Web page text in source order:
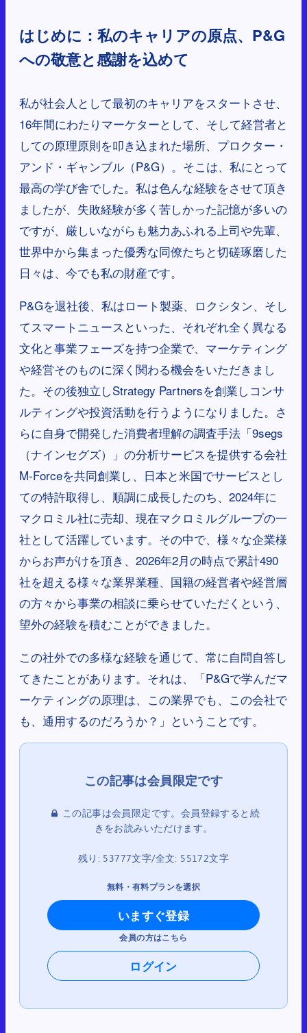
はじめに：私のキャリアの原点、P&G
への敬意と感謝を込めて
私が社会人として最初のキャリアをスタートさせ、
16年間にわたりマーケターとして、そして経営者と
しての原理原則を叩き込まれた場所、プロクター・
アンド・ギャンブル（P&G）。そこは、私にとって
最高の学び舎でした。私は色んな経験をさせて頂き
ましたが、失敗経験が多く苦しかった記憶が多いの
ですが、厳しいながらも魅力あふれる上司や先輩、
世界中から集まった優秀な同僚たちと切磋琢磨した
日々は、今でも私の財産です。
P&Gを退社後、私はロート製薬、ロクシタン、そし
てスマートニュースといった、それぞれ全く異なる
文化と事業フェーズを持つ企業で、マーケティング
や経営そのものに深く関わる機会をいただきまし
た。その後独立しStrategy Partnersを創業しコンサ
ルティングや投資活動を行うようになりました。さ
らに自身で開発した消費者理解の調査手法「9segs
（ナインセグズ）」の分析サービスを提供する会社
M-Forceを共同創業し、日本と米国でサービスとし
ての特許取得し、順調に成長したのち、2024年に
マクロミル社に売却、現在マクロミルグループの一
社として活躍しています。その中で、様々な企業様
からお声がけを頂き、2026年2月の時点で累計490
社を超える様々な業界業種、国籍の経営者や経営層
の方々から事業の相談に乗らせていただくという、
望外の経験を積むことができました。
この社外での多様な経験を通じて、常に自問自答し
てきたことがあります。それは、「P&Gで学んだマ
ーケティングの原理は、この業界でも、この会社で
も、通用するのだろうか？」ということです。
この記事は会員限定です。会員登録すると続
きをお読みいただけます。
残り: 53777文字/全文: 55172文字
無料・有料プランを選択
いますぐ登録
会員の方はこちら
ログイン